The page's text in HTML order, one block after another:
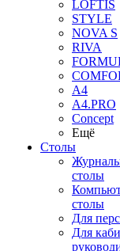
LOFTIS
STYLE
NOVA S
RIVA
A4
A4.PRO
Concept
Ещё
Столы
столы
столы
Для
Для